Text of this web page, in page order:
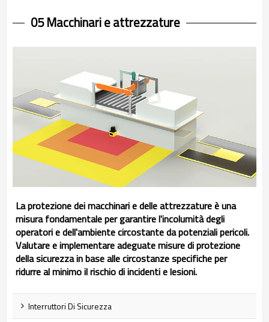
05 Macchinari e attrezzature
La protezione dei macchinari e delle attrezzature è una
misura fondamentale per garantire l'incolumità degli
operatori e dell'ambiente circostante da potenziali pericoli.
Valutare e implementare adeguate misure di protezione
della sicurezza in base alle circostanze specifiche per
ridurre al minimo il rischio di incidenti e lesioni.
Interruttori Di Sicurezza